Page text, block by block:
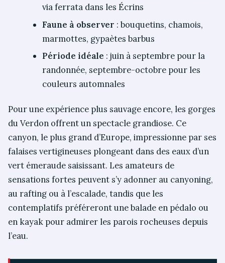
via ferrata dans les Écrins
Faune à observer : bouquetins, chamois,
marmottes, gypaètes barbus
Période idéale : juin à septembre pour la
randonnée, septembre-octobre pour les
couleurs automnales
Pour une expérience plus sauvage encore, les gorges
du Verdon offrent un spectacle grandiose. Ce
canyon, le plus grand d’Europe, impressionne par ses
falaises vertigineuses plongeant dans des eaux d’un
vert émeraude saisissant. Les amateurs de
sensations fortes peuvent s’y adonner au canyoning,
au rafting ou à l’escalade, tandis que les
contemplatifs préféreront une balade en pédalo ou
en kayak pour admirer les parois rocheuses depuis
l’eau.